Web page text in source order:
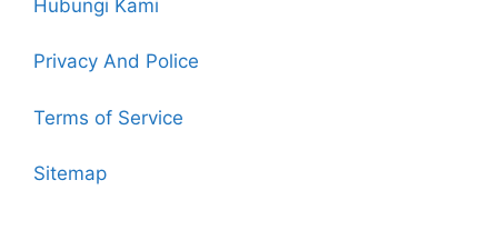
Hubungi Kami
Privacy And Police
Terms of Service
Sitemap